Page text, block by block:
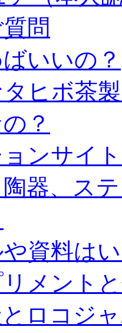
問
いいの？
ヒボ茶
？
ンサイ
器、ス
資料は
メント
ロコジ